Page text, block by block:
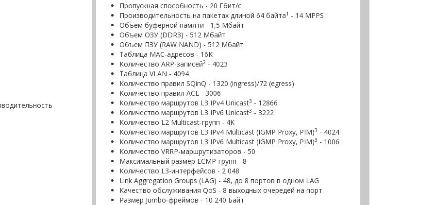
Пропускная способность - 20 Гбит/с
Производительность на пакетах длиной 64 байта1 - 14 MPPS
Объем буферной памяти - 1,5 Mбайт
Объем ОЗУ (DDR3) - 512 Mбайт
Объем ПЗУ (RAW NAND) - 512 Mбайт
Таблица MAC-адресов - 16K
Количество ARP-записей2- 4023
Таблица VLAN - 4094
Количество правил SQinQ - 1320 (ingress)/72 (egress)
Количество правил ACL - 3006
Количество маршрутов L3 IPv4 Unicast3 - 12866
Количество маршрутов L3 IPv6 Unicast3 - 3222
Количество L2 Multicast-групп - 4K
Количество маршрутов L3 IPv4 Multicast (IGMP Proxy, PIM)3 - 4024
Количество маршрутов L3 IPv6 Multicast (IGMP Proxy, PIM)3 - 1006
Количество VRRP-маршрутизаторов - 50
Максимальный размер ECMP-групп - 8
Количество L3-интерфейсов - 2 048
Link Aggregation Groups (LAG) - 48, до 8 портов в одном LAG
Качество обслуживания QoS - 8 выходных очередей на порт
Размер Jumbo-фреймов - 10 240 Байт